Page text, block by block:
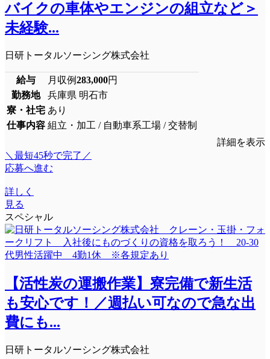
バイクの車体やエンジンの組立など＞
未経験...
日研トータルソーシング株式会社
給与 月収例283,000円
勤務地
兵庫県 明石市
寮・社宅 あり
仕事内容 組立・加工 / 自動車系工場 / 交替制
詳細を表示
＼最短45秒で完了／
応募へ進む
詳しく
見る
スペシャル
【活性炭の運搬作業】寮完備で新生活
も安心です！／週払い可なので急な出
費にも...
日研トータルソーシング株式会社